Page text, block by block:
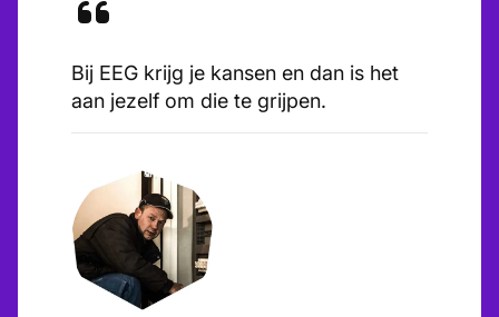
Bij EEG krijg je kansen en dan is het
aan jezelf om die te grijpen.